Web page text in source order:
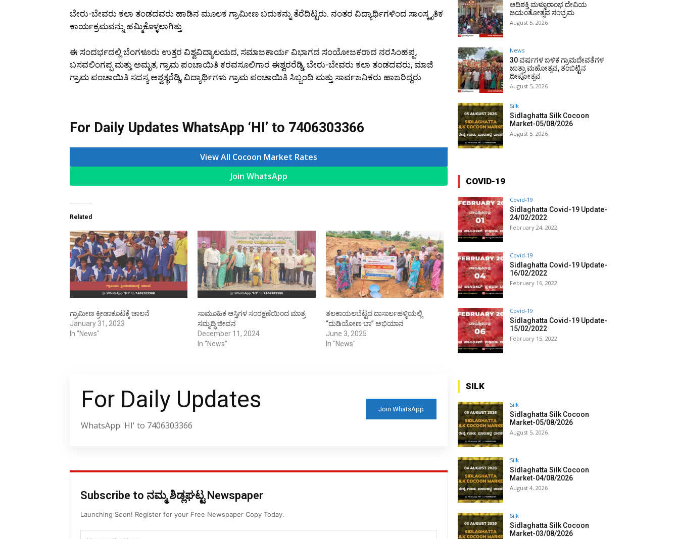
ಬೇರು-ಬೇವರು ಕಲಾ ತಂಡದವರು ಹಾಡಿನ ಮೂಲಕ ಗ್ರಾಮೀಣ ಬದುಕನ್ನು ತೆರೆದಿಟ್ಟರು. ನಂತರ ವಿದ್ಯಾರ್ಥಿಗಳಿಂದ ಸಾಂಸ್ಕೃತಿಕ
ಕಾರ್ಯಕ್ರಮವನ್ನು ಹಮ್ಮಿಕೊಳ್ಳಲಾಗಿತ್ತು.
ಈ ಸಂದರ್ಭದಲ್ಲಿ ಬೆಂಗಳೂರು ಉತ್ತರ ವಿಶ್ವವಿದ್ಯಾಲಯದ, ಸಮಾಜಕಾರ್ಯ ವಿಭಾಗದ ಸಂಯೋಜಕರಾದ ನರಸಿಂಹಪ್ಪ,
ಬಸವಲಿಂಗಪ್ಪ ಮತ್ತು ಅಮೃತ, ಗ್ರಾಮ ಪಂಚಾಯಿತಿ ಕರವಸೂಲಿಗಾರ ಈಶ್ವರರೆಡ್ಡಿ, ಬೇರು-ಬೇವರು ಕಲಾ ತಂಡದವರು, ಮಾಜಿ
ಗ್ರಾಮ ಪಂಚಾಯಿತಿ ಸದಸ್ಯ ಅಶ್ವತ್ಥರೆಡ್ಡಿ, ವಿದ್ಯಾರ್ಥಿಗಳು ಗ್ರಾಮ ಪಂಚಾಯಿತಿ ಸಿಬ್ಬಂದಿ ಮತ್ತು ಸಾರ್ವಜನಿಕರು ಹಾಜರಿದ್ದರು.
For Daily Updates WhatsApp ‘HI’ to 7406303366
View All Cocoon Market Rates
Join WhatsApp
Related
ಗ್ರಾಮೀಣ ಕ್ರೀಡಾಕೂಟಕ್ಕೆ ಚಾಲನೆ
January 31, 2023
In "News"
ಸಾಮೂಹಿಕ ಆಸ್ತಿಗಳ ಸಂರಕ್ಷಣೆಯಿಂದ ಮಾತ್ರ
ಸಮೃದ್ಧಿ ಜೀವನ
December 11, 2024
In "News"
ತಲಕಾಯಲಬೆಟ್ಟದ ದಾಸಾರ್ಲಹಳ್ಳಿಯಲ್ಲಿ
“ದುಡಿಯೋಣ ಬಾ” ಅಭಿಯಾನ
June 3, 2025
In "News"
For Daily Updates
WhatsApp 'HI' to 7406303366
Join WhatsApp
Subscribe to ನಮ್ಮ ಶಿಡ್ಲಘಟ್ಟ Newspaper
Launching Soon! Register for your Free Newspaper Copy Today.
ಆದಿಶಕ್ತಿ ಮಳ್ಳೂರಾಂಭ ದೇವಿಯ
ಜಯಂತೋತ್ಸವ ಸಂಭ್ರಮ
August 5, 2026
News
30 ವರ್ಷಗಳ ಬಳಿಕ ಗ್ರಾಮದೇವತೆಗಳ
ಜಾತ್ರಾ ಮಹೋತ್ಸವ, ತಂಬಿಟ್ಟಿನ
ದೀಪೋತ್ಸವ
August 5, 2026
Silk
Sidlaghatta Silk Cocoon
Market-05/08/2026
August 5, 2026
COVID-19
Covid-19
Sidlaghatta Covid-19 Update-
24/02/2022
February 24, 2022
Covid-19
Sidlaghatta Covid-19 Update-
16/02/2022
February 16, 2022
Covid-19
Sidlaghatta Covid-19 Update-
15/02/2022
February 15, 2022
SILK
Silk
Sidlaghatta Silk Cocoon
Market-05/08/2026
August 5, 2026
Silk
Sidlaghatta Silk Cocoon
Market-04/08/2026
August 4, 2026
Silk
Sidlaghatta Silk Cocoon
Market-03/08/2026